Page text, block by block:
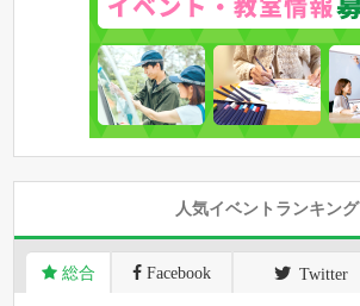
人気イベントランキング
総合 Facebook Twitter